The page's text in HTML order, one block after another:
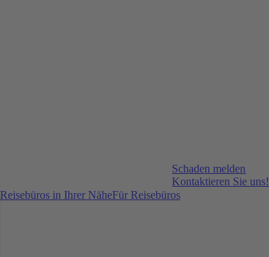
Schaden melden
Kontaktieren Sie uns!
Reisebüros in Ihrer NäheFür Reisebüros